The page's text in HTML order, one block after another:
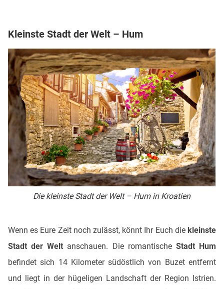
Kleinste Stadt der Welt – Hum
Die kleinste Stadt der Welt – Hum in Kroatien
Wenn es Eure Zeit noch zulässt, könnt Ihr Euch die kleinste
Stadt der Welt anschauen. Die romantische Stadt Hum
befindet sich 14 Kilometer südöstlich von Buzet entfernt
und liegt in der hügeligen Landschaft der Region Istrien.